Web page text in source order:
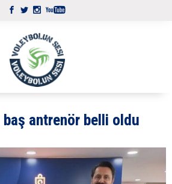
baş antrenör belli oldu